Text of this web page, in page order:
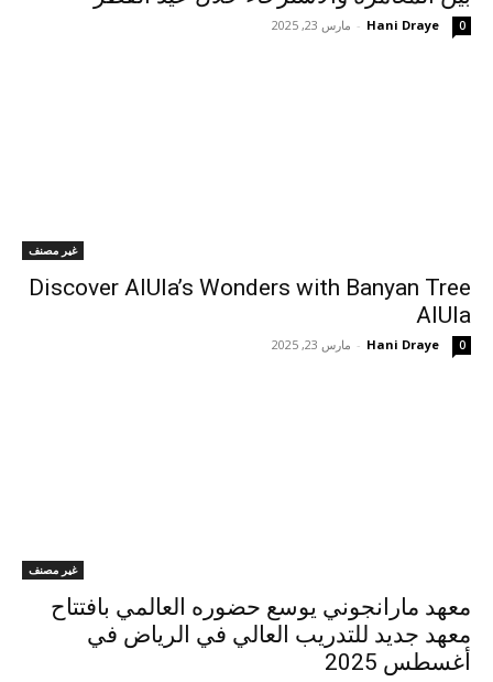
Hani Draye
- مارس 23, 2025 0
غير مصنف
Discover AlUla’s Wonders with Banyan Tree
AlUla
Hani Draye
- مارس 23, 2025 0
غير مصنف
معهد مارانجوني يوسع حضوره العالمي بافتتاح
معهد جديد للتدريب العالي في الرياض في
أغسطس 2025